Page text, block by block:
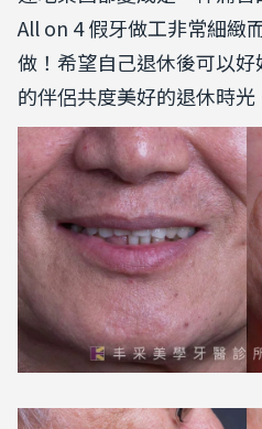
All on 4 假牙做工非常細緻
做！希望自己退休後可以
的伴侶共度美好的退休時光